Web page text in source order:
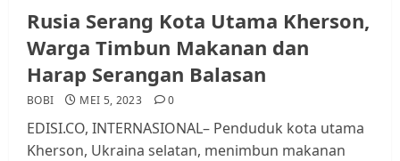
Rusia Serang Kota Utama Kherson,
Warga Timbun Makanan dan
Harap Serangan Balasan
BOBI MEI 5, 2023 0
EDISI.CO, INTERNASIONAL– Penduduk kota utama
Kherson, Ukraina selatan, menimbun makanan